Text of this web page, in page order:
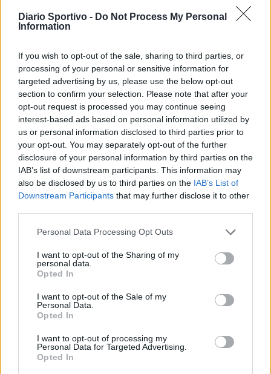
Diario Sportivo - Do Not Process My Personal
Information
If you wish to opt-out of the sale, sharing to third parties, or
processing of your personal or sensitive information for
targeted advertising by us, please use the below opt-out
section to confirm your selection. Please note that after your
opt-out request is processed you may continue seeing
interest-based ads based on personal information utilized by
us or personal information disclosed to third parties prior to
your opt-out. You may separately opt-out of the further
disclosure of your personal information by third parties on the
IAB’s list of downstream participants. This information may
also be disclosed by us to third parties on the IAB’s List of
Downstream Participants that may further disclose it to other
Personal Data Processing Opt Outs
I want to opt-out of the Sharing of my
personal data.
Opted In
I want to opt-out of the Sale of my
Personal Data.
Opted In
I want to opt-out of processing my
Personal Data for Targeted Advertising.
Opted In
8 Ago 2026
Il Latte Dolce prende Dumani dalla Torres,
Mascia, Sorgente, Lopes, Limberti e Cherchi
gli altri acquisti
8 Ago 2026
Il Monastir riparte dai pilastri Masia, Pinna e
Aloia, il primo acquisto è Loru
7 Ago 2026
giocatori della scorsa stagione
9 Ago 2024
L'Ilva si completa con Markic, Contucci,